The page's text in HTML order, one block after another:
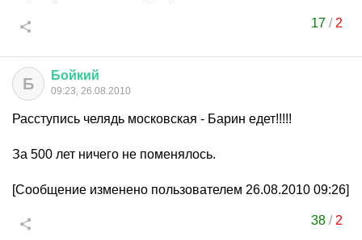
17 / 2
Б Бойкий
09:23, 26.08.2010
Расступись челядь московская - Барин едет!!!!!
За 500 лет ничего не поменялось.
[Сообщение изменено пользователем 26.08.2010 09:26]
38 / 2